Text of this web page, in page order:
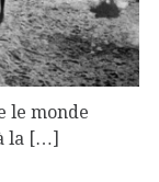
le monde
la […]